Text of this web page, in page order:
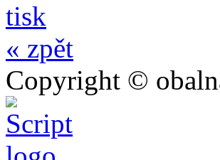
tisk
« zpět
Copyright ©